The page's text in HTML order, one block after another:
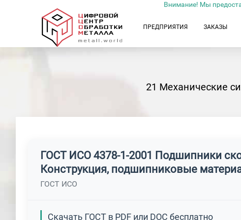
Внимание! Мы
ПРЕДПРИЯТИЯ ЗАКАЗЫ
21 Механические
ГОСТ ИСО 4378-1-2001 Подшипники
Конструкция, подшипниковые
ГОСТ ИСО
Скачать ГОСТ в PDF или DOC бесплатно